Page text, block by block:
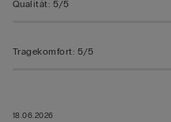
18.06.2026
Qualität: 5/5
Tragekomfort: 5/5